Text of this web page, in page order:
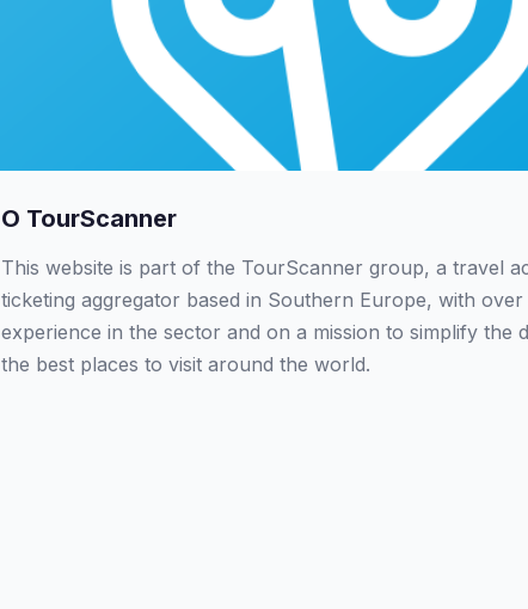
O TourScanner
This website is part of the TourScanner group, a travel
ticketing aggregator based in Southern Europe, with
experience in the sector and on a mission to simplify the
the best places to visit around the world.